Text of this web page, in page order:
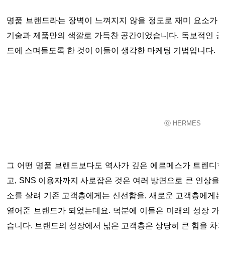
명품 브랜드라는 장벽이 느껴지지 않을 정도로 재미 요소가
기술과 제품만의 색깔로 가득찬 공간이었습니다. 독보적인
드에 스며들도록 한 것이 이들이 생각한 마케팅 기법입니다.
ⓒ HERMES
그 어떤 명품 브랜드보다도 역사가 깊은 에르메스가 트렌디
고, SNS 이용자까지 사로잡은 것은 여러 방면으로 큰 인상을
소를 살려 기존 고객층에게는 신선함을, 새로운 고객층에게
열어준 브랜드가 되었는데요. 덕분에 이들은 미래의 성장 가
습니다. 브랜드의 성장에서 넓은 고객층은 상당히 큰 힘을 차